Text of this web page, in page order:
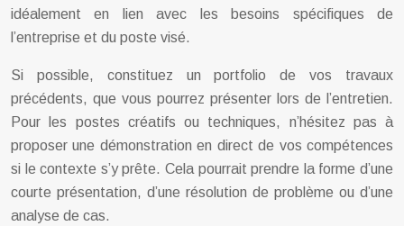
idéalement en lien avec les besoins spécifiques de
l’entreprise et du poste visé.
Si possible, constituez un portfolio de vos travaux
précédents, que vous pourrez présenter lors de l’entretien.
Pour les postes créatifs ou techniques, n’hésitez pas à
proposer une démonstration en direct de vos compétences
si le contexte s’y prête. Cela pourrait prendre la forme d’une
courte présentation, d’une résolution de problème ou d’une
analyse de cas.